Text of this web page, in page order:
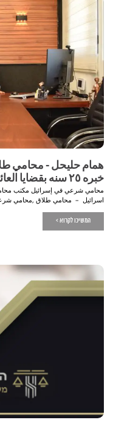
همام حليحل - محامي
خبره ٢٥ سنه بقضايا العائله والميراث
محامي شرعي في إسرائيل مكتب
اسرائيل – محامي طلاق ,محامي
המשיכו לקרוא >